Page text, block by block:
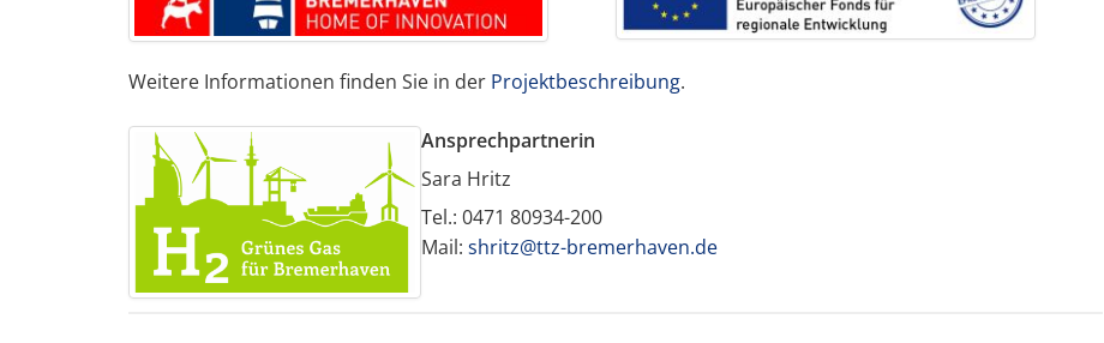
Weitere Informationen finden Sie in der Projektbeschreibung.
Ansprechpartnerin
Sara Hritz
Tel.: 0471 80934-200
Mail: shritz@ttz-bremerhaven.de